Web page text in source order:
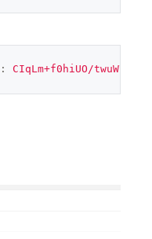
: CIqLm+f0hiUO/